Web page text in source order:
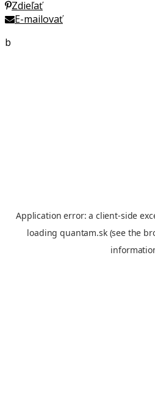
Zdieľať
E-mailovať
b